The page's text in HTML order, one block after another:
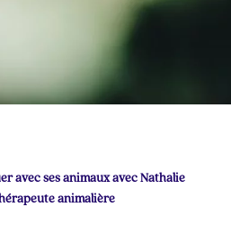
avec ses animaux avec Nathalie
animalière